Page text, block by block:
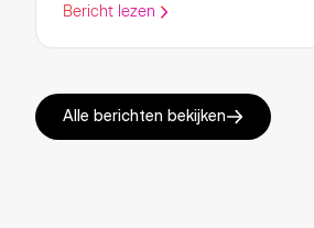
Bericht lezen
Alle berichten bekijken